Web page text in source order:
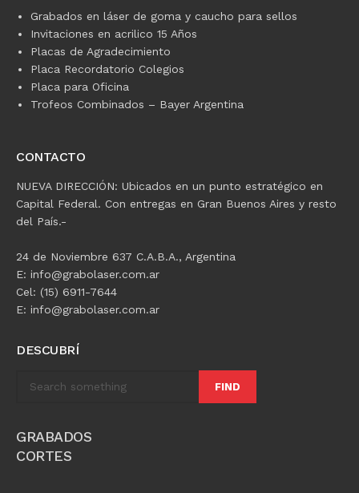
Grabados en láser de goma y caucho para sellos
Invitaciones en acrilico 15 Años
Placas de Agradecimiento
Placa Recordatorio Colegios
Placa para Oficina
Trofeos Combinados – Bayer Argentina
CONTACTO
NUEVA DIRECCIÓN: Ubicados en un punto estratégico en
Capital Federal. Con entregas en Gran Buenos Aires y resto
del País.-
24 de Noviembre 637 C.A.B.A., Argentina
E: info@grabolaser.com.ar
Cel: (15) 6911-7644
E: info@grabolaser.com.ar
DESCUBRÍ
FIND
GRABADOS
CORTES